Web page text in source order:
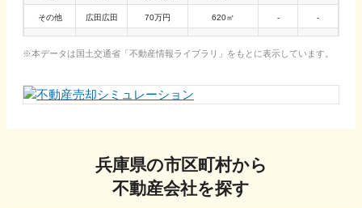
その他 広田広田 70万円 620㎡ - -
本データは国土交通省「不動産情報ライブラリ 」をもとに表示しています。
兵庫県の市区町村から
不動産会社を探す